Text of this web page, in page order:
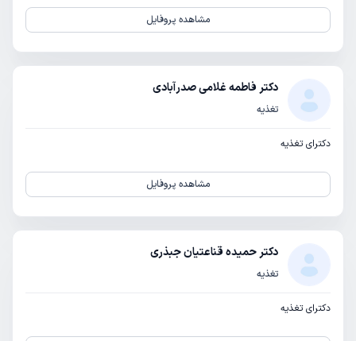
مشاهده پروفایل
دکتر فاطمه غلامی صدرآبادی
تغذیه
دکترای تغذیه
مشاهده پروفایل
دکتر حمیده قناعتیان جبذری
تغذیه
دکترای تغذیه